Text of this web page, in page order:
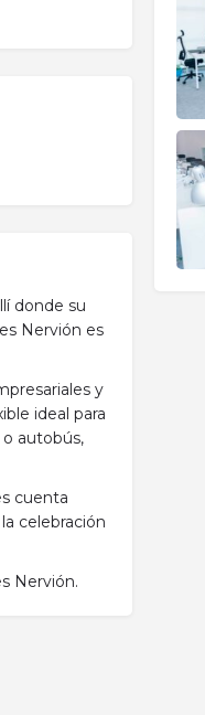
donde su
Nervión es
y
ideal para
autobús,
cuenta
celebración
Nervión.